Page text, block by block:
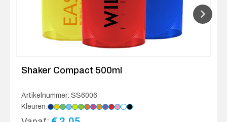
Shaker Compact 500ml
Artikelnummer: SS6006
Kleuren: